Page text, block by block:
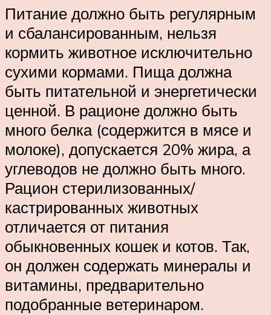
Питание должно быть регулярным
и сбалансированным, нельзя
кормить животное исключительно
сухими кормами. Пища должна
быть питательной и энергетически
ценной. В рационе должно быть
много белка (содержится в мясе и
молоке), допускается 20% жира, а
углеводов не должно быть много.
Рацион стерилизованных/
кастрированных животных
отличается от питания
обыкновенных кошек и котов. Так,
он должен содержать минералы и
витамины, предварительно
подобранные ветеринаром.